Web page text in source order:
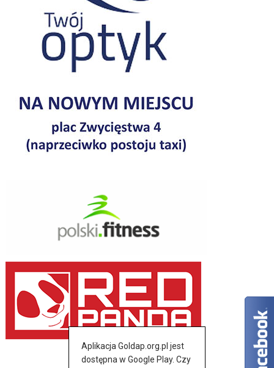
Aplikacja Goldap.org.pl jest
dostępna w Google Play. Czy